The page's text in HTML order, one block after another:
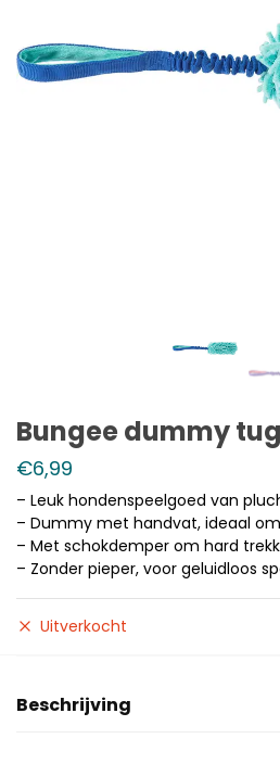
Bungee dummy tug
€6,99
– Leuk hondenspeelgoed van
– Dummy met handvat, ideaal
– Met schokdemper om hard
– Zonder pieper, voor geluidloos
Uitverkocht
Beschrijving